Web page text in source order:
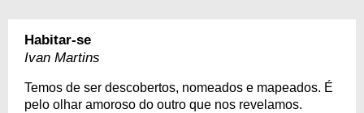
Habitar-se
Ivan Martins
Temos de ser descobertos, nomeados e mapeados. É
pelo olhar amoroso do outro que nos revelamos.